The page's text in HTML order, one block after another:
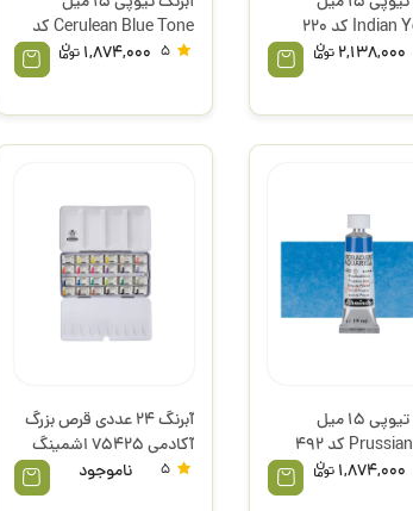
Indian Yellow کد 220
2 اشمینگ
2,138,000
Cerulean Blue Tone کد
481 هورادام سری 1 1,874,000
آبرنگ تیوپی 15 میل
Prussian Blue کد 492
1 اشمینگ
1,874,000
آبرنگ 24 عددی قرص بزرگ
آکادمی 75425 اشمینگ
ناموجود